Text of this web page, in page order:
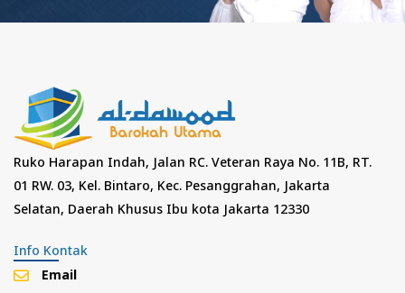
Ruko Harapan Indah, Jalan RC. Veteran Raya No. 11B, RT.
01 RW. 03, Kel. Bintaro, Kec. Pesanggrahan, Jakarta
Selatan, Daerah Khusus Ibu kota Jakarta 12330
Info Kontak
Email